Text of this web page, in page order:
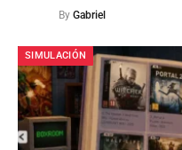
By Gabriel
SIMULACIÓN